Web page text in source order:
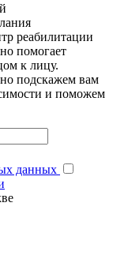
реабилитации
помогает
к лицу.
подскажем вам
и поможем
данных